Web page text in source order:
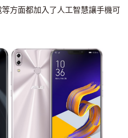
方面都加入了人工智慧讓手機可